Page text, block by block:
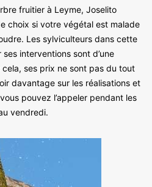
fruitier à Leyme, Joselito
choix si votre végétal est malade
Les sylviculteurs dans cette
interventions sont d’une
ses prix ne sont pas du tout
davantage sur les réalisations et
pouvez l’appeler pendant les
vendredi.